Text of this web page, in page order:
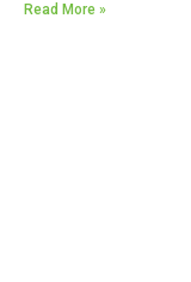
Read More »